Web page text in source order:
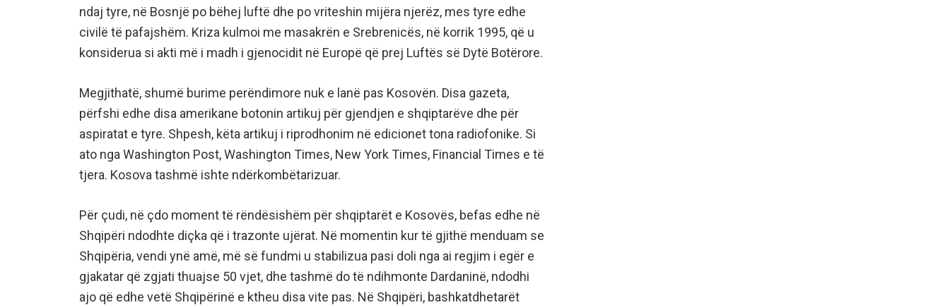
ndaj tyre, në Bosnjë po bëhej luftë dhe po vriteshin mijëra njerëz, mes tyre edhe
civilë të pafajshëm. Kriza kulmoi me masakrën e Srebrenicës, në korrik 1995, që u
konsiderua si akti më i madh i gjenocidit në Europë që prej Luftës së Dytë Botërore.
Megjithatë, shumë burime perëndimore nuk e lanë pas Kosovën. Disa gazeta,
përfshi edhe disa amerikane botonin artikuj për gjendjen e shqiptarëve dhe për
aspiratat e tyre. Shpesh, këta artikuj i riprodhonim në edicionet tona radiofonike. Si
ato nga Washington Post, Washington Times, New York Times, Financial Times e të
tjera. Kosova tashmë ishte ndërkombëtarizuar.
Për çudi, në çdo moment të rëndësishëm për shqiptarët e Kosovës, befas edhe në
Shqipëri ndodhte diçka që i trazonte ujërat. Në momentin kur të gjithë menduam se
Shqipëria, vendi ynë amë, më së fundmi u stabilizua pasi doli nga ai regjim i egër e
gjakatar që zgjati thuajse 50 vjet, dhe tashmë do të ndihmonte Dardaninë, ndodhi
ajo që edhe vetë Shqipërinë e ktheu disa vite pas. Në Shqipëri, bashkatdhetarët